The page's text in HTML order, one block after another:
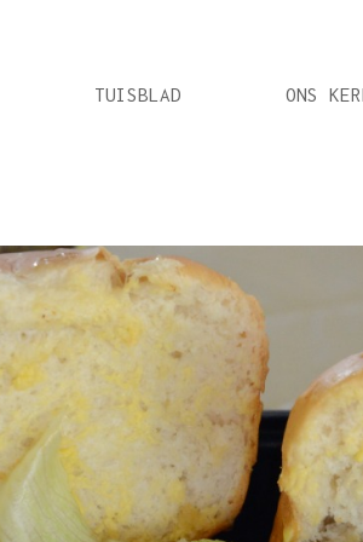
TUISBLAD ONS